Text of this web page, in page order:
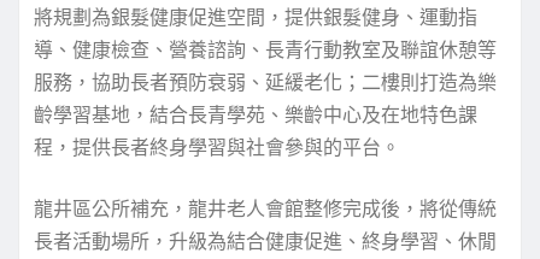
將規劃為銀髮健康促進空間，提供銀髮健身、運動指
導、健康檢查、營養諮詢、長青行動教室及聯誼休憩等
服務，協助長者預防衰弱、延緩老化；二樓則打造為樂
齡學習基地，結合長青學苑、樂齡中心及在地特色課
程，提供長者終身學習與社會參與的平台。
龍井區公所補充，龍井老人會館整修完成後，將從傳統
長者活動場所，升級為結合健康促進、終身學習、休閒